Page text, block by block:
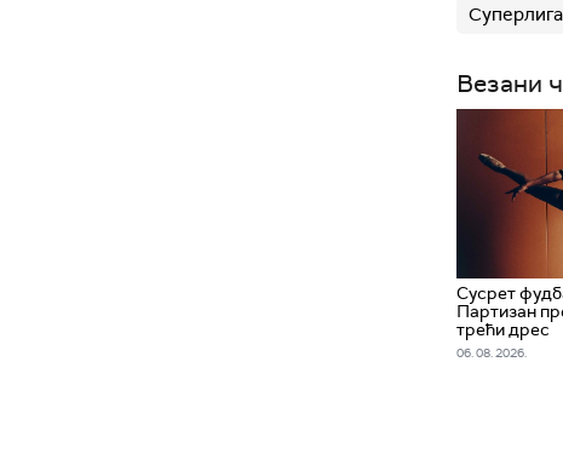
Везани
Сусрет
Партизан
трећи дрес
06. 08. 2026.